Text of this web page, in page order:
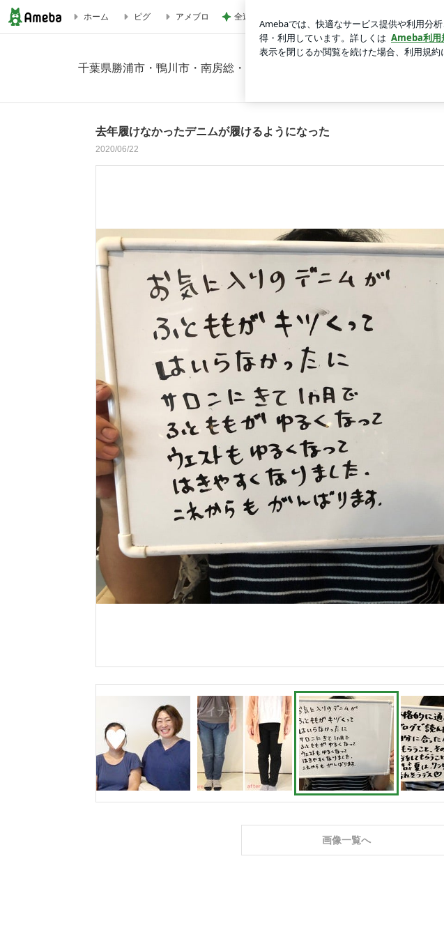
去年履けなかったデニムが履けるようになったの画像 2枚中2枚目
ホーム ピグ アメブロ 全速力で生きたいこれからの10年
千葉県勝浦市・鴨川市・南房総・40代、50代のダイエットはアイナで解決
去年履けなかったデニムが履けるようになった
2020/06/22
画像一覧へ